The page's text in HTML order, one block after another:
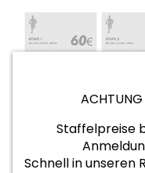
Staffelpreise
Schnell in unseren